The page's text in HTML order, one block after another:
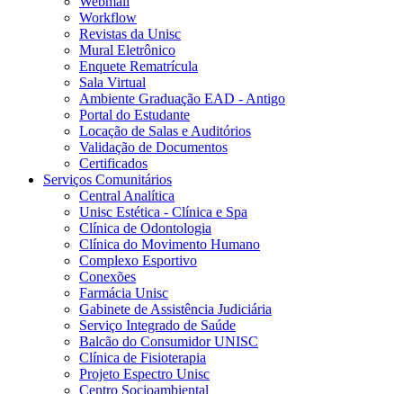
Workflow
Revistas da Unisc
Mural Eletrônico
Enquete Rematrícula
Sala Virtual
Ambiente Graduação EAD - Antigo
Portal do Estudante
Locação de Salas e Auditórios
Validação de Documentos
Certificados
Serviços Comunitários
Central Analítica
Unisc Estética - Clínica e Spa
Clínica de Odontologia
Clínica do Movimento Humano
Complexo Esportivo
Conexões
Farmácia Unisc
Gabinete de Assistência Judiciária
Serviço Integrado de Saúde
Balcão do Consumidor UNISC
Clínica de Fisioterapia
Projeto Espectro Unisc
Centro Socioambiental